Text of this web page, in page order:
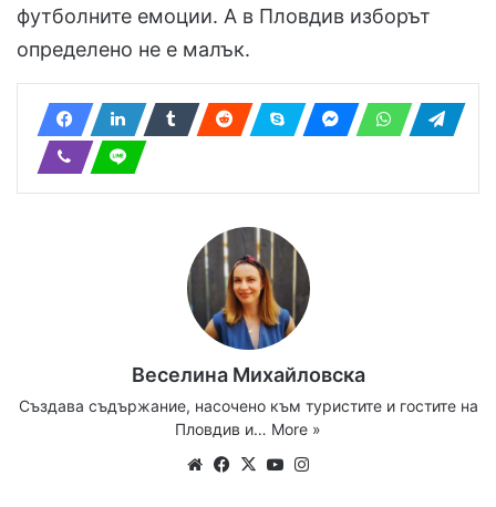
футболните емоции. А в Пловдив изборът
определено не е малък.
Веселина Михайловска
Създава съдържание, насочено към туристите и гостите на
Пловдив и… More »
WebsiteFacebook
X YouTube